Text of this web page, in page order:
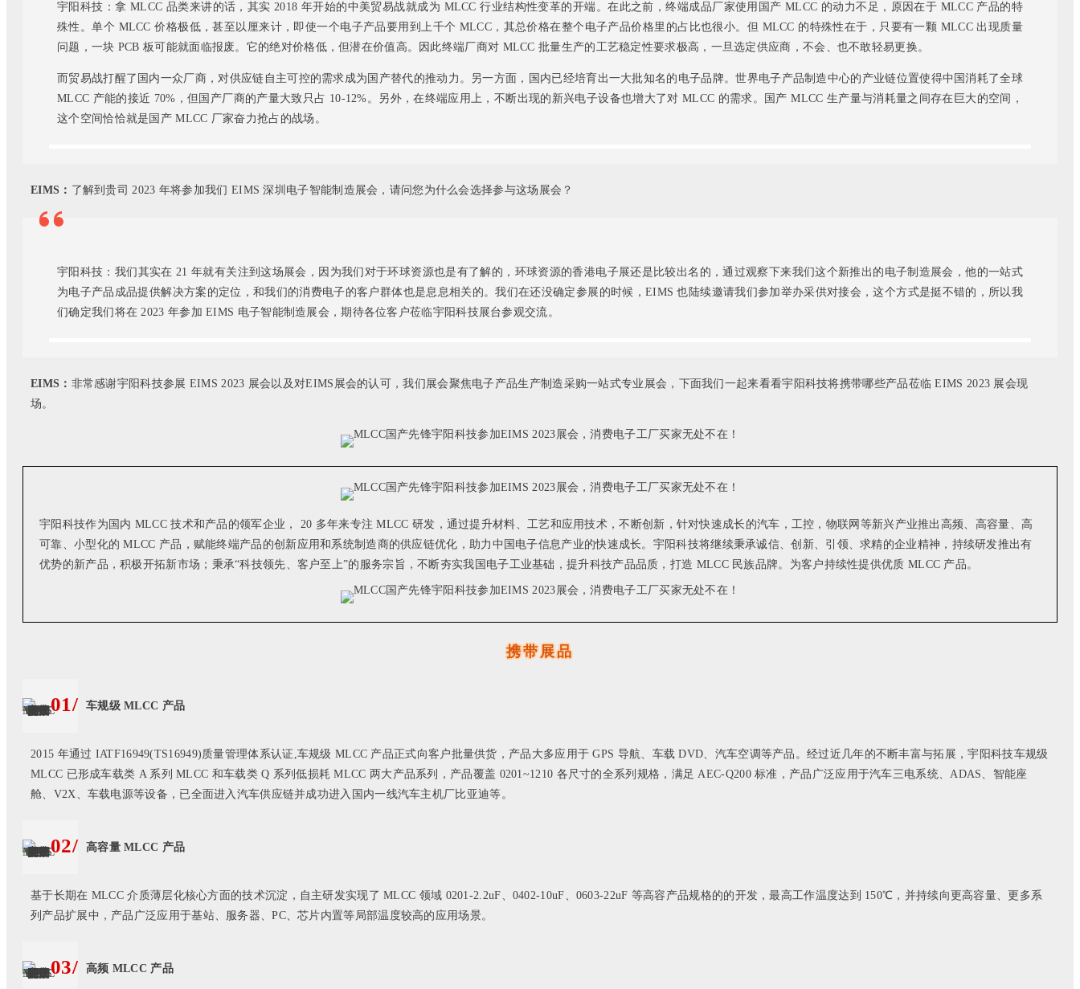
宇阳科技：拿 MLCC 品类来讲的话，其实 2018 年开始的中美贸易战就成为 MLCC 行业结构性变革的开端。在此之前，终端成品厂家使用国产 MLCC 的动力不足，原因在于 MLCC 产品的特
殊性。单个 MLCC 价格极低，甚至以厘来计，即使一个电子产品要用到上千个 MLCC，其总价格在整个电子产品价格里的占比也很小。但 MLCC 的特殊性在于，只要有一颗 MLCC 出现质量
问题，一块 PCB 板可能就面临报废。它的绝对价格低，但潜在价值高。因此终端厂商对 MLCC 批量生产的工艺稳定性要求极高，一旦选定供应商，不会、也不敢轻易更换。
而贸易战打醒了国内一众厂商，对供应链自主可控的需求成为国产替代的推动力。另一方面，国内已经培育出一大批知名的电子品牌。世界电子产品制造中心的产业链位置使得中国消耗了全球
MLCC 产能的接近 70%，但国产厂商的产量大致只占 10-12%。另外，在终端应用上，不断出现的新兴电子设备也增大了对 MLCC 的需求。国产 MLCC 生产量与消耗量之间存在巨大的空间，
这个空间恰恰就是国产 MLCC 厂家奋力抢占的战场。
EIMS： 了解到贵司 2023 年将参加我们 EIMS 深圳电子智能制造展会，请问您为什么会选择参与这场展会？
宇阳科技： 我们其实在 21 年就有关注到这场展会，因为我们对于环球资源也是有了解的，环球资源的香港电子展还是比较出名的，通过观察下来我们这个新推出的电子制造展会，他的一站式
为电子产品成品提供解决方案的定位，和我们的消费电子的客户群体也是息息相关的。我们在还没确定参展的时候，EIMS 也陆续邀请我们参加举办采供对接会，这个方式是挺不错的，所以我
们确定我们将在 2023 年参加 EIMS 电子智能制造展会，期待各位客户莅临宇阳科技展台参观交流。
EIMS： 非常感谢宇阳科技参展 EIMS 2023 展会以及对EIMS展会的认可，我们展会聚焦电子产品生产制造采购一站式专业展会，下面我们一起来看看宇阳科技将携带哪些产品莅临 EIMS 2023 展会现
场。
宇阳科技作为国内 MLCC 技术和产品的领军企业， 20 多年来专注 MLCC 研发，通过提升材料、工艺和应用技术，不断创新，针对快速成长的汽车，工控，物联网等新兴产业推出高频、高容量、高
可靠、小型化的 MLCC 产品，赋能终端产品的创新应用和系统制造商的供应链优化，助力中国电子信息产业的快速成长。宇阳科技将继续秉承诚信、创新、引领、求精的企业精神，持续研发推出有
优势的新产品，积极开拓新市场；秉承“科技领先、客户至上”的服务宗旨，不断夯实我国电子工业基础，提升科技产品品质，打造 MLCC 民族品牌。为客户持续性提供优质 MLCC 产品。
携带展品
01/ 车规级 MLCC 产品
2015 年通过 IATF16949(TS16949)质量管理体系认证,车规级 MLCC 产品正式向客户批量供货，产品大多应用于 GPS 导航、车载 DVD、汽车空调等产品。经过近几年的不断丰富与拓展，宇阳科技车规级
MLCC 已形成车载类 A 系列 MLCC 和车载类 Q 系列低损耗 MLCC 两大产品系列，产品覆盖 0201~1210 各尺寸的全系列规格，满足 AEC-Q200 标准，产品广泛应用于汽车三电系统、ADAS、智能座
舱、V2X、车载电源等设备，已全面进入汽车供应链并成功进入国内一线汽车主机厂比亚迪等。
02/ 高容量 MLCC 产品
基于长期在 MLCC 介质薄层化核心方面的技术沉淀，自主研发实现了 MLCC 领域 0201-2.2uF、0402-10uF、0603-22uF 等高容产品规格的的开发，最高工作温度达到 150℃，并持续向更高容量、更多系
列产品扩展中，产品广泛应用于基站、服务器、PC、芯片内置等局部温度较高的应用场景。
03/ 高频 MLCC 产品